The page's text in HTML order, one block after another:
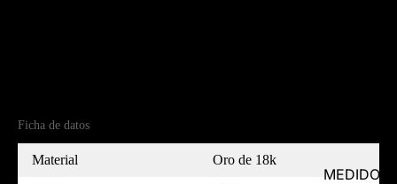
MEDIDOR
Ficha de datos
Material Oro de 18k